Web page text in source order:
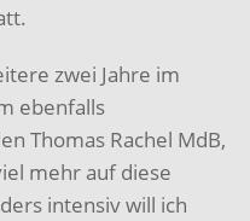
zwei Jahre im
ebenfalls
Thomas Rachel MdB,
mehr auf diese
intensiv will ich